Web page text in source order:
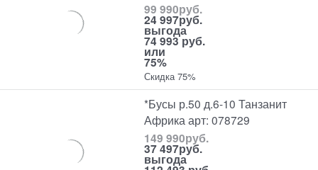
99 990руб.
24 997руб.
выгода
74 993 руб.
или
75%
Скидка 75%
*Бусы р.50 д.6-10 Танзанит
Африка арт: 078729
149 990руб.
37 497руб.
выгода